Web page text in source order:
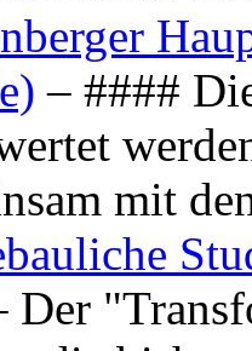
– ####
mit
Der